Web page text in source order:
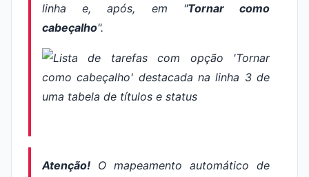
linha e, após, em "Tornar como
cabeçalho".
Atenção! O mapeamento automático de